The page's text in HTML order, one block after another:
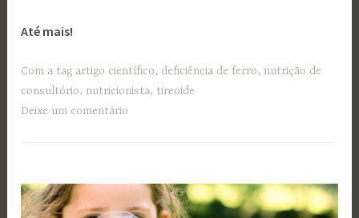
Até mais!
Com a tag artigo científico, deficiência de ferro, nutrição de
consultório, nutricionista, tireoide
Deixe um comentário